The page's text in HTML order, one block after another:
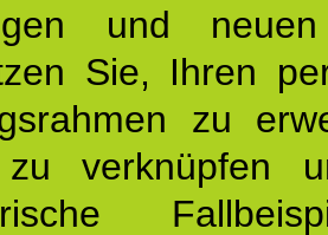
und
Sie, Ihren
zu
verknüpfen